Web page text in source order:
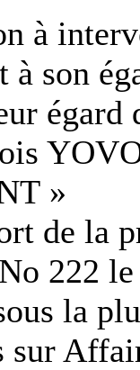
à
son
»
de la
222
la
sur